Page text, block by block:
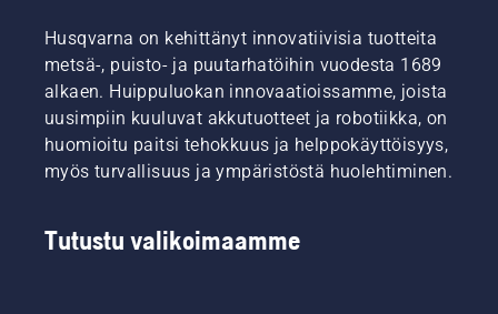
vinkkeihimme
siitä,
kuinka
varmistat
nurmikon
hyvinvoinnin
ja
Husqvarna on kehittänyt innovatiivisia tuotteita
metsä-, puisto- ja puutarhatöihin vuodesta 1689
alkaen. Huippuluokan innovaatioissamme, joista
uusimpiin kuuluvat akkutuotteet ja robotiikka, on
huomioitu paitsi tehokkuus ja helppokäyttöisyys,
myös turvallisuus ja ympäristöstä huolehtiminen.
Tutustu valikoimaamme